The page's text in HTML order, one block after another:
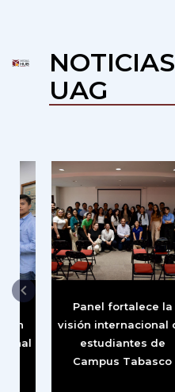
NOTICIAS
UAG
Panel fortalece la
visión internacional de
estudiantes de
Campus Tabasco